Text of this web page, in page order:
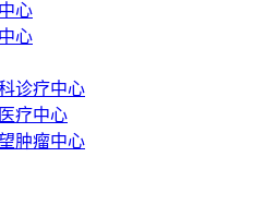
心
心
诊疗中心
疗中心
肿瘤中心